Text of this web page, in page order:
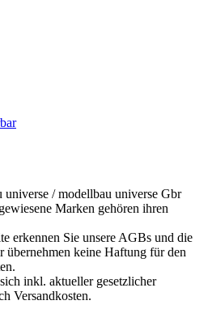
/ modellbau universe Gbr
Marken gehören ihren
erkennen Sie unsere AGBs und die
übernehmen keine Haftung für den
inkl. aktueller gesetzlicher
Versandkosten.